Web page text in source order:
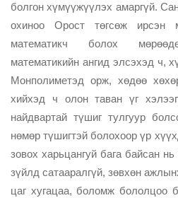
болгон хүмүүжүүлэх амаргүй.
охиноо Орост төгсөж ирсэн
математикч болох
математикийн ангид элсэхэд ч,
Монполиметэд орж, хөдөө
хийхэд ч олон таван үг
найдвартай түшиг тулгуур
нөмөр түшигтэй болохоор үр
зовох харьцангуй бага байсан
зүйлд сатааралгүй, зөвхөн
цаг хугацаа, боломж бололцоо